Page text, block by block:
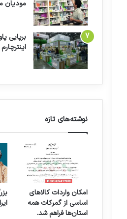
مودیان
برپایی
نوشته‌های تازه
امکان واردات کالاهای
اساسی از گمرکات همه
استان‌ها فراهم شد.